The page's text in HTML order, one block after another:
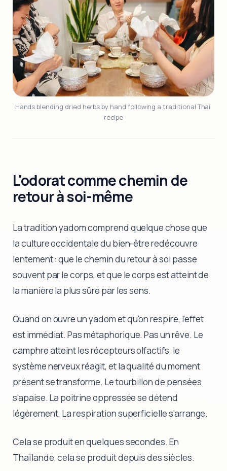
Hands blending dried herbs by hand following a traditional Thai
recipe
L'odorat comme chemin de
retour à soi-même
La tradition yadom comprend quelque chose que
la culture occidentale du bien-être redécouvre
lentement : que le chemin du retour à soi passe
souvent par le corps, et que le corps est atteint de
la manière la plus sûre par les sens.
Quand on ouvre un yadom et qu'on respire, l'effet
est immédiat. Pas métaphorique. Pas un rêve. Le
camphre atteint les récepteurs olfactifs, le
système nerveux réagit, et la qualité du moment
présent se transforme. Le tourbillon de pensées
s'apaise. La poitrine oppressée se détend
légèrement. La respiration superficielle s'arrange.
Cela se produit en quelques secondes. En
Thaïlande, cela se produit depuis des siècles.